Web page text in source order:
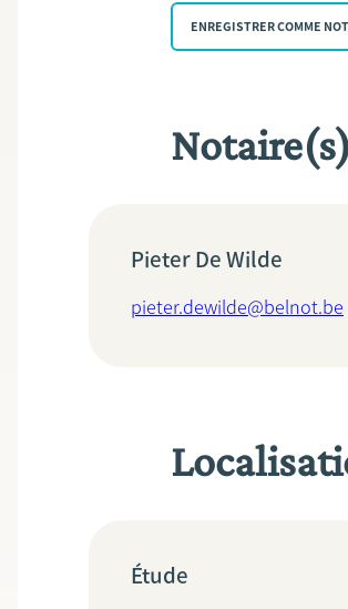
ENREGISTRER COMME
Notaire(s)
Pieter De Wilde
pieter.dewilde@belnot.be
Étude